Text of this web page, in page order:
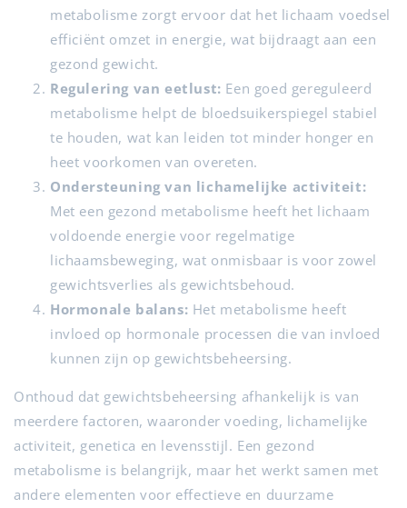
metabolisme zorgt ervoor dat het lichaam voedsel
efficiënt omzet in energie, wat bijdraagt aan een
gezond gewicht.
Regulering van eetlust: Een goed gereguleerd
metabolisme helpt de bloedsuikerspiegel stabiel
te houden, wat kan leiden tot minder honger en
heet voorkomen van overeten.
Ondersteuning van lichamelijke activiteit:
Met een gezond metabolisme heeft het lichaam
voldoende energie voor regelmatige
lichaamsbeweging, wat onmisbaar is voor zowel
gewichtsverlies als gewichtsbehoud.
Hormonale balans: Het metabolisme heeft
invloed op hormonale processen die van invloed
kunnen zijn op gewichtsbeheersing.
Onthoud dat gewichtsbeheersing afhankelijk is van
meerdere factoren, waaronder voeding, lichamelijke
activiteit, genetica en levensstijl. Een gezond
metabolisme is belangrijk, maar het werkt samen met
andere elementen voor effectieve en duurzame